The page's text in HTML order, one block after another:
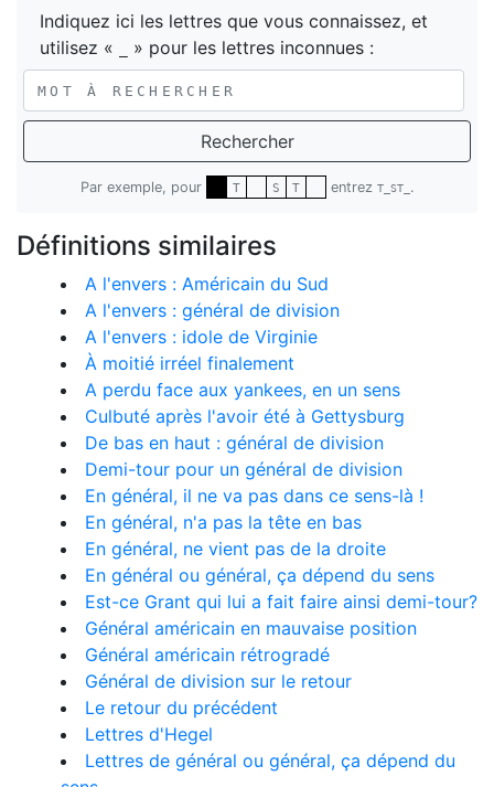
Indiquez ici les lettres que vous connaissez, et
utilisez «
» pour les lettres inconnues :
Rechercher
Par exemple, pour T S T entrez T_ST_ .
Définitions similaires
A l'envers : Américain du Sud
A l'envers : général de division
A l'envers : idole de Virginie
À moitié irréel finalement
A perdu face aux yankees, en un sens
Culbuté après l'avoir été à Gettysburg
De bas en haut : général de division
Demi-tour pour un général de division
En général, il ne va pas dans ce sens-là !
En général, n'a pas la tête en bas
En général, ne vient pas de la droite
En général ou général, ça dépend du sens
Est-ce Grant qui lui a fait faire ainsi demi-tour?
Général américain en mauvaise position
Général américain rétrogradé
Général de division sur le retour
Le retour du précédent
Lettres d'Hegel
Lettres de général ou général, ça dépend du